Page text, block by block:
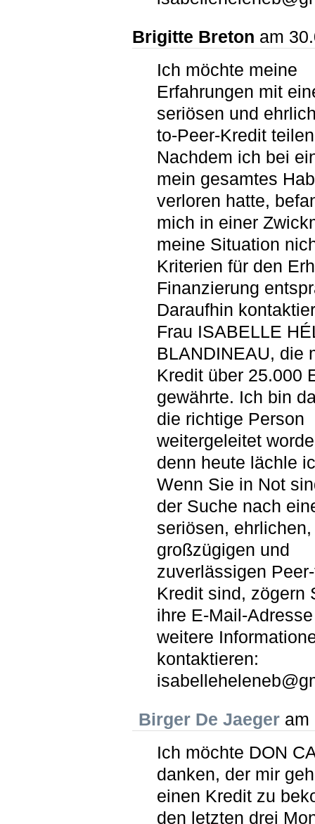
Brigitte Breton am
Ich möchte meine
Erfahrungen mit
seriösen und
to-Peer-Kredit
Nachdem ich bei
mein gesamtes
verloren hatte,
mich in einer
meine Situation
Kriterien für den
Finanzierung
Daraufhin
Frau ISABELLE
BLANDINEAU, die
Kredit über 25.000
gewährte. Ich bin
die richtige Person
weitergeleitet
denn heute lächle
Wenn Sie in Not
der Suche nach
seriösen, ehrlichen,
großzügigen und
zuverlässigen
Kredit sind, zögern
ihre E-Mail-
weitere
kontaktieren:
Birger De Jaegeram
Ich möchte DON
danken, der mir
einen Kredit zu
den letzten drei